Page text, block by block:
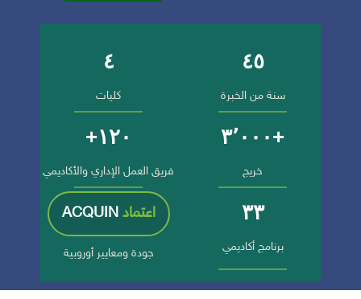
أرقام وإنجازات الجامعة
٤٥
سنة من الخبرة
٤
كليات
+٣٬٠٠٠
خريج
١٢٠+
فريق العمل الإداري والأكاديمي
٣٣
برنامج أكاديمي
اعتمادACQUIN
جودة ومعايير أوروبية